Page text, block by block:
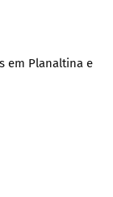
em Planaltina e